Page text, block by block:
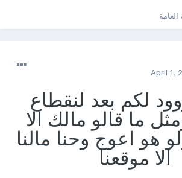
العامة
April 1,
لكم بعد لنقطاع
ما قالو مالك الا
اعوج وحنا مالنا
الا موقعنا